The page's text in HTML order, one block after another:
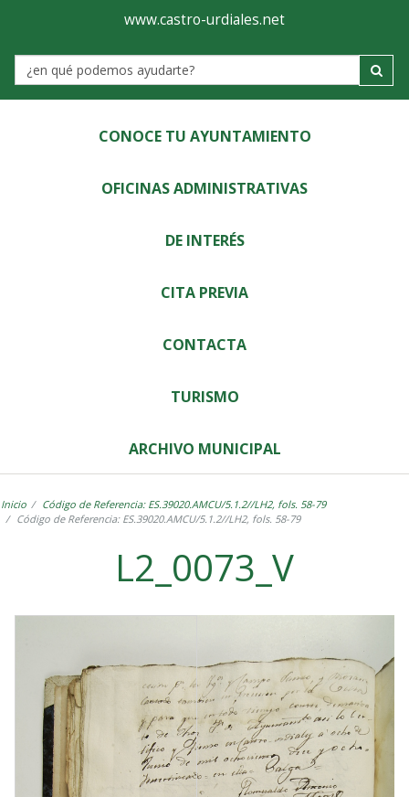
Ayuntamiento
de
Castro-
Urdiales
www.castro-urdiales.net
Label
CONOCE TU AYUNTAMIENTO
OFICINAS ADMINISTRATIVAS
DE INTERÉS
CITA PREVIA
CONTACTA
TURISMO
ARCHIVO MUNICIPAL
Inicio
Código de Referencia: ES.39020.AMCU/5.1.2//LH2, fols. 58-79
Código de Referencia: ES.39020.AMCU/5.1.2//LH2, fols. 58-79
L2_0073_V